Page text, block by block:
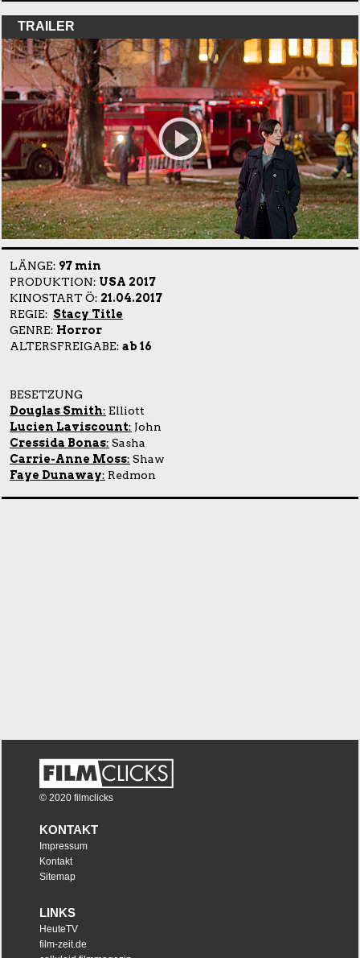
TRAILER
LÄNGE: 97 min
PRODUKTION: USA 2017
KINOSTART Ö: 21.04.2017
REGIE: Stacy Title
GENRE: Horror
ALTERSFREIGABE: ab 16
BESETZUNG
Douglas Smith: Elliott
Lucien Laviscount: John
Cressida Bonas: Sasha
Carrie-Anne Moss: Shaw
Faye Dunaway: Redmon
© 2020 filmclicks
KONTAKT
Impressum
Kontakt
Sitemap
LINKS
HeuteTV
film-zeit.de